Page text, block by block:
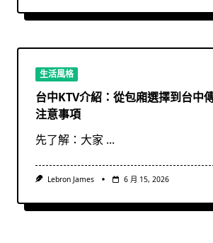
生活風格
台中KTV介紹：從包廂選擇到台中
注意事項
先了解：大家 ...
Lebron James 6 月 15, 2026